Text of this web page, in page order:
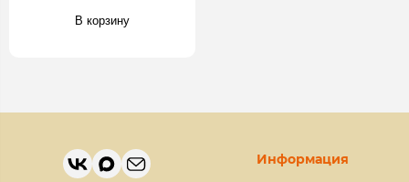
В корзину
Информация